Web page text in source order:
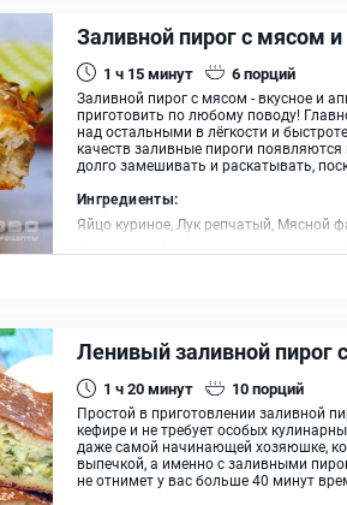
Заливной пирог с мясом
1 ч 15минут 6порций
Заливной пирог с мясом - вкусное и
приготовить по любому поводу!
над остальными в лёгкости и
качеств заливные пироги
долго замешивать и раскатывать,
Ингредиенты:
Яйцо куриное, Лук репчатый, Мясной
Ленивый заливной пирог
1 ч 20минут 10порций
Простой в приготовлении заливной
кефире и не требует особых
даже самой начинающей хозяюшке,
выпечкой, а именно с заливными
не отнимет у вас больше 40 минут